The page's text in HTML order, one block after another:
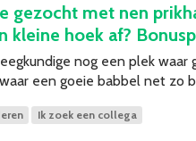
gezocht met nen
kleine hoek af?
nog een plek
een goeie babbel net zo
Ik zoek een collega